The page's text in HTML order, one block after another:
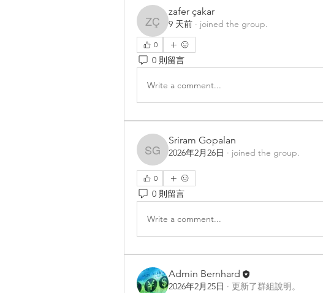
zafer çakar
zafer çakar
9 天前 · joined the group.
0
0 則留言
Write a comment...
Sriram Gopalan
Sriram Gopalan
2026年2月26日 · joined the group.
0
0 則留言
Write a comment...
Admin Bernhard
2026年2月25日 · 更新了群組說明。